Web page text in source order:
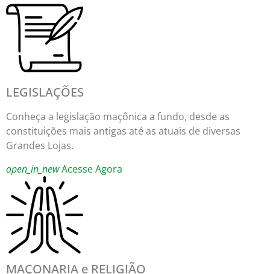
LEGISLAÇÕES
Conheça a legislação maçônica a fundo, desde as
constituições mais antigas até as atuais de diversas
Grandes Lojas.
open_in_newAcesse Agora
MAÇONARIA e RELIGIÃO